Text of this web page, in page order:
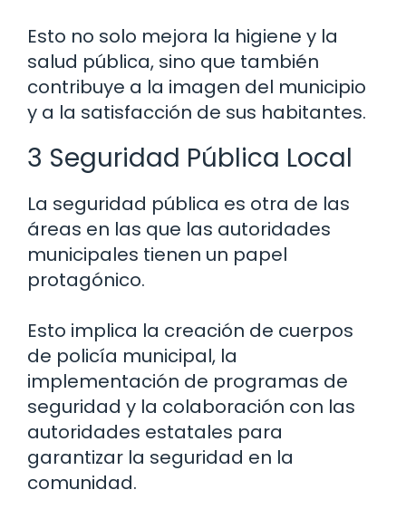
Esto no solo mejora la higiene y la
salud pública, sino que también
contribuye a la imagen del municipio
y a la satisfacción de sus habitantes.
3 Seguridad Pública Local
La seguridad pública es otra de las
áreas en las que las autoridades
municipales tienen un papel
protagónico.
Esto implica la creación de cuerpos
de policía municipal, la
implementación de programas de
seguridad y la colaboración con las
autoridades estatales para
garantizar la seguridad en la
comunidad.